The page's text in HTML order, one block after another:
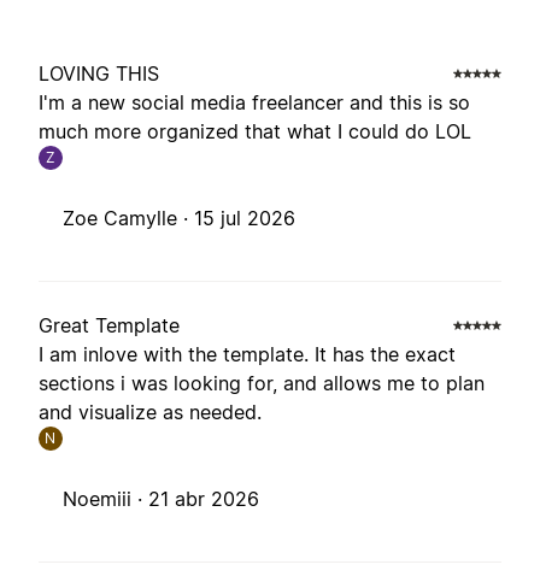
LOVING THIS
I'm a new social media freelancer and this is so
much more organized that what I could do LOL
Z
Zoe Camylle · 15 jul 2026
Great Template
I am inlove with the template. It has the exact
sections i was looking for, and allows me to plan
and visualize as needed.
N
Noemiii · 21 abr 2026